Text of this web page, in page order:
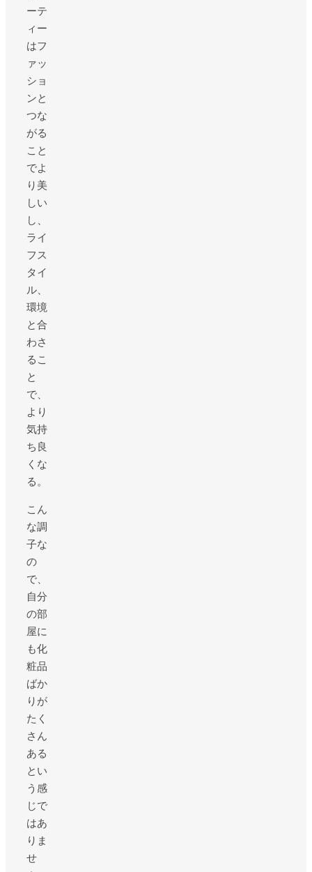
ーテ
ィー
はフ
ァッ
ショ
ンと
つな
がる
こと
でよ
り美
しい
し、
ライ
フス
タイ
ル、
環境
と合
わさ
るこ
と
で、
より
気持
ち良
くな
る。
こん
な調
子な
の
で、
自分
の部
屋に
も化
粧品
ばか
りが
たく
さん
ある
とい
う感
じで
はあ
りま
せ